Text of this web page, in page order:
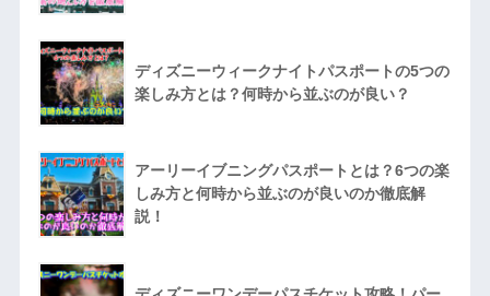
ディズニーウィークナイトパスポートの5つの
楽しみ方とは？何時から並ぶのが良い？
アーリーイブニングパスポートとは？6つの楽
しみ方と何時から並ぶのが良いのか徹底解
説！